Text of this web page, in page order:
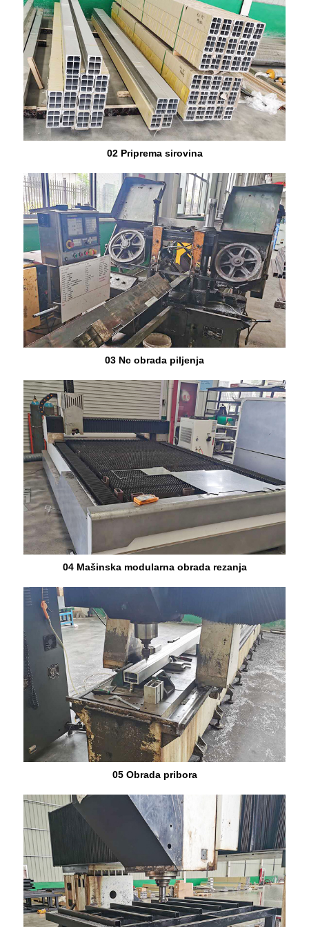
02 Priprema sirovina
03 Nc obrada piljenja
04 Mašinska modularna obrada rezanja
05 Obrada pribora